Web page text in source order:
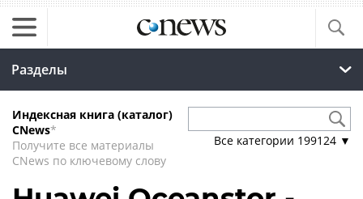
Разделы
Индексная книга (каталог)
CNews*
Получите все материалы
CNews по ключевому слову
Все категории 199124 ▼